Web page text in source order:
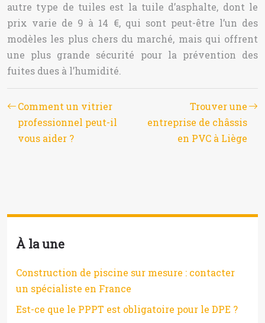
autre type de tuiles est la tuile d’asphalte, dont le
prix varie de 9 à 14 €, qui sont peut-être l’un des
modèles les plus chers du marché, mais qui offrent
une plus grande sécurité pour la prévention des
fuites dues à l’humidité.
Comment un vitrier
professionnel peut-il
vous aider ?
Trouver une
entreprise de châssis
en PVC à Liège
À la une
Construction de piscine sur mesure : contacter
un spécialiste en France
Est-ce que le PPPT est obligatoire pour le DPE ?